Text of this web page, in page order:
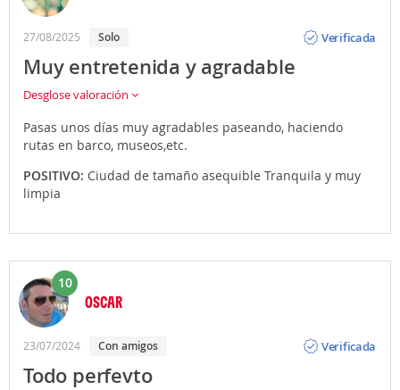
27/08/2025 Solo
Verificada
Muy entretenida y agradable
Desglose valoración
Pasas unos días muy agradables paseando, haciendo
rutas en barco, museos,etc.
POSITIVO: Ciudad de tamaño asequible Tranquila y muy
limpia
10
OSCAR
23/07/2024 Con amigos
Verificada
Todo perfevto